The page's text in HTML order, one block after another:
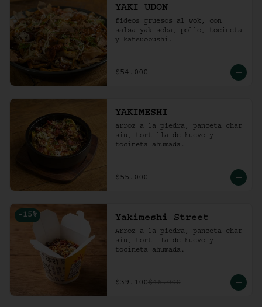
YAKI UDON
fideos gruesos al wok, con
salsa yakisoba, pollo, tocineta
y katsuobushi.
$54.000
YAKIMESHI
arroz a la piedra, panceta char
siu, tortilla de huevo y
tocineta ahumada.
$55.000
-15 % Yakimeshi Street
Arroz a la piedra, panceta char
siu, tortilla de huevo y
tocineta ahumada.
$39.100$46.000